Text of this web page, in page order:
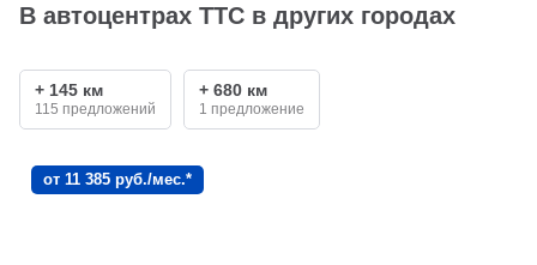
В автоцентрах ТТС в других городах
+ 145 км
115 предложений
+ 680 км
1 предложение
от 11 385 руб./мес.*